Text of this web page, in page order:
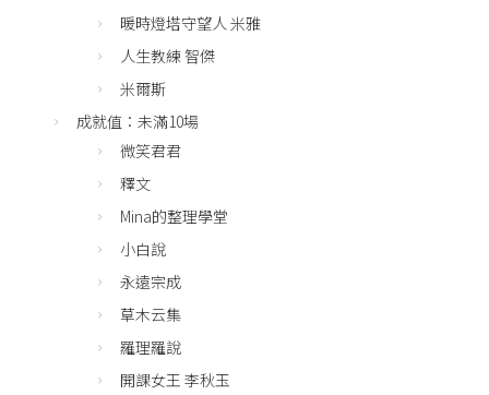
暖時燈塔守望人 米雅
人生教練 智傑
米爾斯
成就值：未滿10場
微笑君君
釋文
Mina的整理學堂
小白說
永遠宗成
草木云集
羅理羅說
開課女王 李秋玉